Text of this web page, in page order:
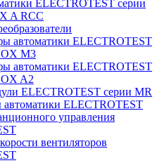
ELECTROTEST серии
A RCC
автоматики ELECTROTEST
M3
автоматики ELECTROTEST
A2
ELECTROTEST серии MR
автоматики ELECTROTEST
управления
вентиляторов